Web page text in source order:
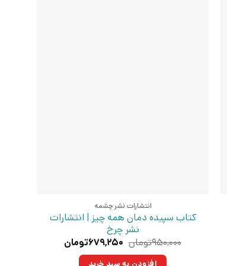
انتشارات نشر چشمه
کتاب سپیده دمان همه چیز | انتشارات
نشر چرخ
۹۵۰,۰۰۰تومان قیمت
۹۵۰,۰۰۰تومان
۶۷۹,۲۵۰تومانقیمت